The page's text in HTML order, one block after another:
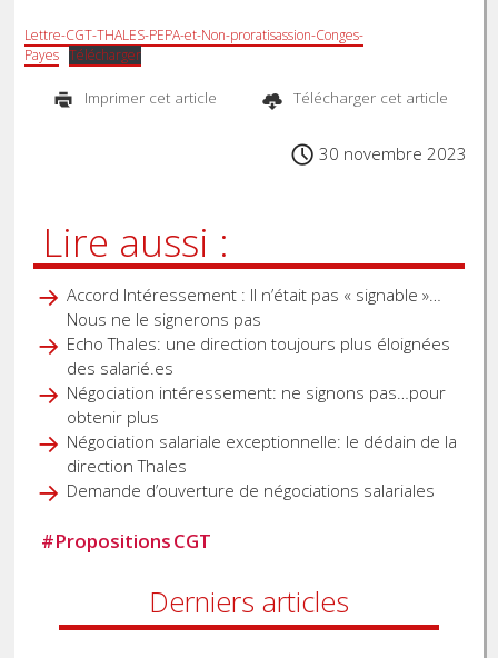
Lettre-CGT-THALES-PEPA-et-Non-proratisassion-Conges-
Payes Télécharger
Imprimer cet article Télécharger cet article
30 novembre 2023
Lire aussi :
Accord Intéressement : Il n’était pas « signable »…
Nous ne le signerons pas
Echo Thales: une direction toujours plus éloignées
des salarié.es
Négociation intéressement: ne signons pas…pour
obtenir plus
Négociation salariale exceptionnelle: le dédain de la
direction Thales
Demande d’ouverture de négociations salariales
#Propositions CGT
Derniers articles